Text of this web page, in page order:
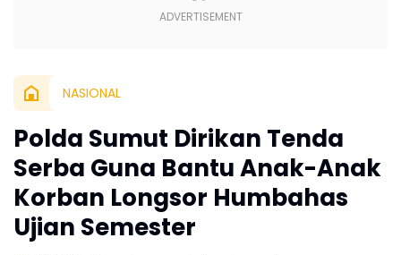
NASIONAL
Polda Sumut Dirikan Tenda
Serba Guna Bantu Anak-Anak
Korban Longsor Humbahas
Ujian Semester